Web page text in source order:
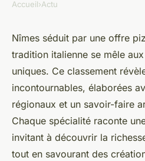
Top 10 pizzas
à déguster à la
nîmes
Théo•8 octobre 2025•6 min de
Accueil›Actu
Nîmes séduit par une offre
tradition italienne se mêle
uniques. Ce classement
incontournables, élaborées
régionaux et un savoir-faire
Chaque spécialité raconte
invitant à découvrir la
tout en savourant des